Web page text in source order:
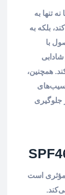
تنها به
بلکه به
با
همچنین،
جلوگیری
مؤثری است